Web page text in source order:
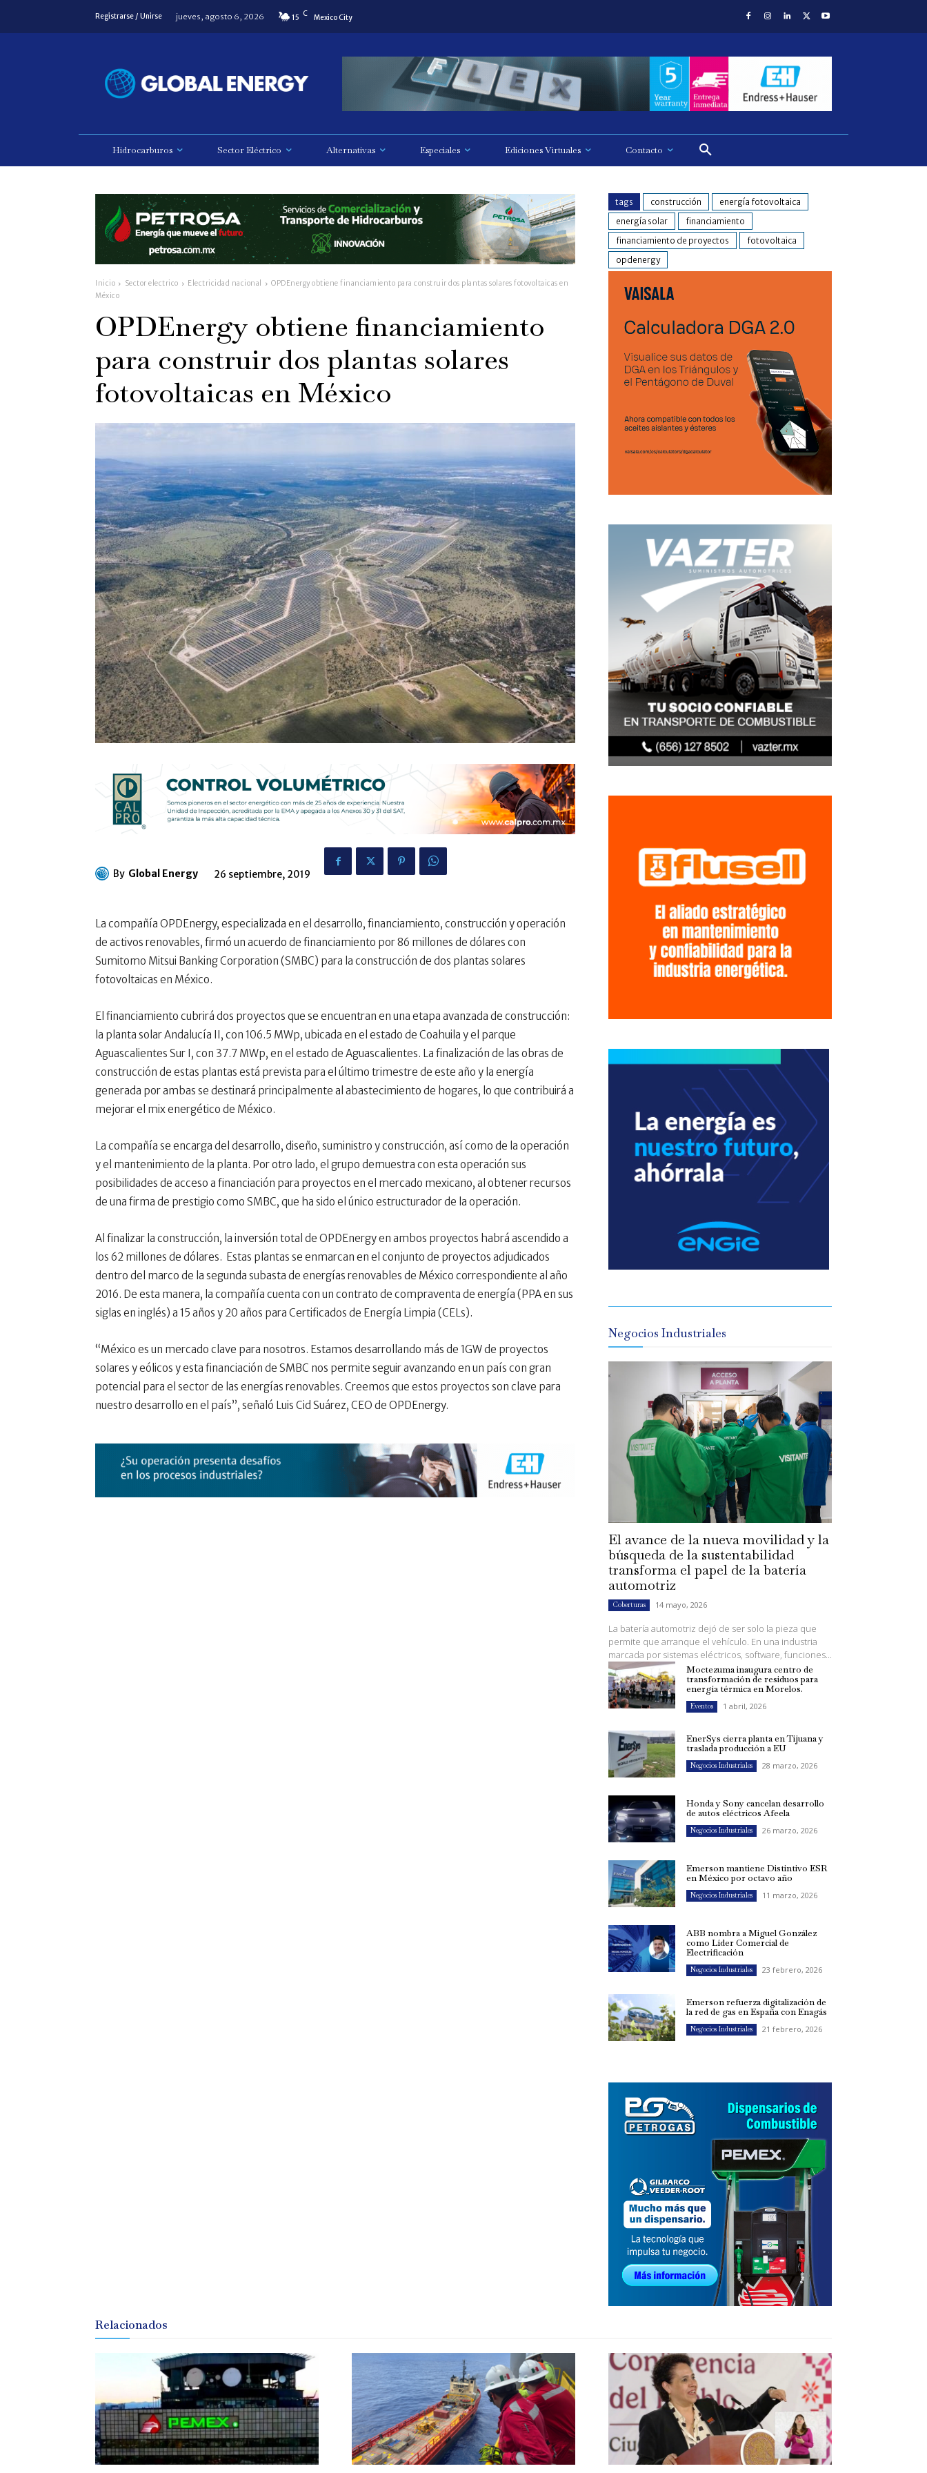
Registrarse / Unirse jueves, agosto 6, 2026 15 C Mexico City
Hidrocarburos Sector Eléctrico Alternativas Especiales Ediciones Virtuales Contacto
Inicio Sector electrico Electricidad nacional
OPDEnergy obtiene financiamiento para construir dos plantas solares fotovoltaicas en
México
OPDEnergy obtiene financiamiento
para construir dos plantas solares
fotovoltaicas en México
By Global Energy 26 septiembre, 2019
La compañía OPDEnergy, especializada en el desarrollo, financiamiento, construcción y operación
de activos renovables, firmó un acuerdo de financiamiento por 86 millones de dólares con
Sumitomo Mitsui Banking Corporation (SMBC) para la construcción de dos plantas solares
fotovoltaicas en México.
El financiamiento cubrirá dos proyectos que se encuentran en una etapa avanzada de construcción:
la planta solar Andalucía II, con 106.5 MWp, ubicada en el estado de Coahuila y el parque
Aguascalientes Sur I, con 37.7 MWp, en el estado de Aguascalientes. La finalización de las obras de
construcción de estas plantas está prevista para el último trimestre de este año y la energía
generada por ambas se destinará principalmente al abastecimiento de hogares, lo que contribuirá a
mejorar el mix energético de México.
La compañía se encarga del desarrollo, diseño, suministro y construcción, así como de la operación
y el mantenimiento de la planta. Por otro lado, el grupo demuestra con esta operación sus
posibilidades de acceso a financiación para proyectos en el mercado mexicano, al obtener recursos
de una firma de prestigio como SMBC, que ha sido el único estructurador de la operación.
Al finalizar la construcción, la inversión total de OPDEnergy en ambos proyectos habrá ascendido a
los 62 millones de dólares. Estas plantas se enmarcan en el conjunto de proyectos adjudicados
dentro del marco de la segunda subasta de energías renovables de México correspondiente al año
2016. De esta manera, la compañía cuenta con un contrato de compraventa de energía (PPA en sus
siglas en inglés) a 15 años y 20 años para Certificados de Energía Limpia (CELs).
“México es un mercado clave para nosotros. Estamos desarrollando más de 1GW de proyectos
solares y eólicos y esta financiación de SMBC nos permite seguir avanzando en un país con gran
potencial para el sector de las energías renovables. Creemos que estos proyectos son clave para
nuestro desarrollo en el país”, señaló Luis Cid Suárez, CEO de OPDEnergy.
tags construcción
energía fotovoltaica
energía solar
financiamiento
financiamiento de proyectos
fotovoltaica
opdenergy
Negocios Industriales
El avance de la nueva movilidad y la
búsqueda de la sustentabilidad
transforma el papel de la batería
automotriz
Coberturas 14 mayo, 2026
La batería automotriz dejó de ser solo la pieza que
permite que arranque el vehículo. En una industria
marcada por sistemas eléctricos, software, funciones...
Moctezuma inaugura centro de
transformación de residuos para
energía térmica en Morelos.
Eventos 1 abril, 2026
EnerSys cierra planta en Tijuana y
traslada producción a EU
Negocios Industriales 28 marzo, 2026
Honda y Sony cancelan desarrollo
de autos eléctricos Afeela
Negocios Industriales 26 marzo, 2026
Emerson mantiene Distintivo ESR
en México por octavo año
Negocios Industriales 11 marzo, 2026
ABB nombra a Miguel González
como Líder Comercial de
Electrificación
Negocios Industriales 23 febrero, 2026
Emerson refuerza digitalización de
la red de gas en España con Enagás
Negocios Industriales 21 febrero, 2026
Relacionados